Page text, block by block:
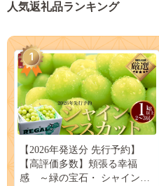
人気返礼品ランキング
1
【2026年発送分 先行予約】
【高評価多数】頬張る幸福
感 ～緑の宝石・ シャインマ